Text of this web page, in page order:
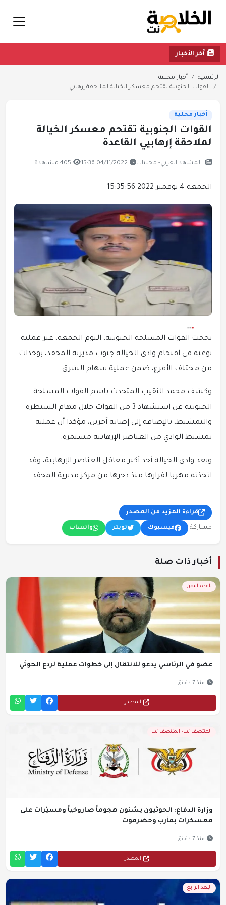
آخر الأخبار
الرئيسية
أخبار محلية
القوات الجنوبية تقتحم معسكر الخيالة لملاحقة إرهابي...
أخبار محلية
القوات الجنوبية تقتحم معسكر الخيالة
لملاحقة إرهابيي القاعدة
المشهد العربي- محليات 04/11/2022 15:36 405 مشاهدة
الجمعة 4 نوفمبر 2022 15:35:56
نجحت القوات المسلحة الجنوبية، اليوم الجمعة، عبر عملية
نوعية في اقتحام وادي الخيالة جنوب مديرية المحفد، بوحدات
من مختلف الأفرع، ضمن عملية سهام الشرق.
وكشف محمد النقيب المتحدث باسم القوات المسلحة
الجنوبية عن استشهاد 3 من القوات خلال مهام السيطرة
والتمشيط، بالإضافة إلى إصابة آخرين، مؤكدا أن عملية
تمشيط الوادي من العناصر الإرهابية مستمرة.
ويعد وادي الخيالة أحد أكبر معاقل العناصر الإرهابية، وقد
اتخذته مهربا لفرارها منذ دحرها من مركز مديرية المحفد.
قراءة المزيد من المصدر
مشاركة: فيسبوك تويتر واتساب
أخبار ذات صلة
نافذة اليمن
عضو في الرئاسي يدعو للانتقال إلى خطوات عملية لردع الحوثي
منذ 7 دقائق
المصدر
المنتصف نت- المنتصف نت
وزارة الدفاع: الحوثيون يشنون هجوماً صاروخياً ومسيّرات على
معسكرات بمأرب وحضرموت
منذ 7 دقائق
المصدر
البعد الرابع